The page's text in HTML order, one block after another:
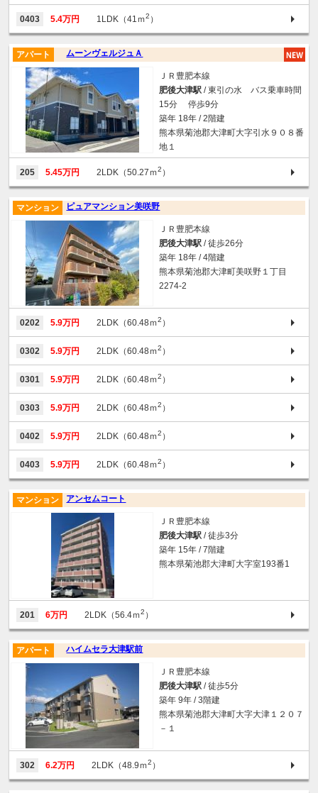
0403 5.4万円 1LDK（41ｍ2 ）
ムーンヴェルジュＡ
アパート
ＪＲ豊肥本線
肥後大津駅 / 東引の水 バス乗車時間
15分 停歩9分
築年 18年 / 2階建
熊本県菊池郡大津町大字引水９０８番
地１
205 5.45万円 2LDK（50.27ｍ2 ）
ピュアマンション美咲野
マンション
ＪＲ豊肥本線
肥後大津駅 / 徒歩26分
築年 18年 / 4階建
熊本県菊池郡大津町美咲野１丁目
2274-2
0202 5.9万円 2LDK（60.48ｍ2 ）
0302 5.9万円 2LDK（60.48ｍ2 ）
0301 5.9万円 2LDK（60.48ｍ2 ）
0303 5.9万円 2LDK（60.48ｍ2 ）
0402 5.9万円 2LDK（60.48ｍ2 ）
0403 5.9万円 2LDK（60.48ｍ2 ）
アンセムコート
マンション
ＪＲ豊肥本線
肥後大津駅 / 徒歩3分
築年 15年 / 7階建
熊本県菊池郡大津町大字室193番1
201 6万円 2LDK（56.4ｍ2 ）
ハイムセラ大津駅前
アパート
ＪＲ豊肥本線
肥後大津駅 / 徒歩5分
築年 9年 / 3階建
熊本県菊池郡大津町大字大津１２０７
－１
302 6.2万円 2LDK（48.9ｍ2 ）